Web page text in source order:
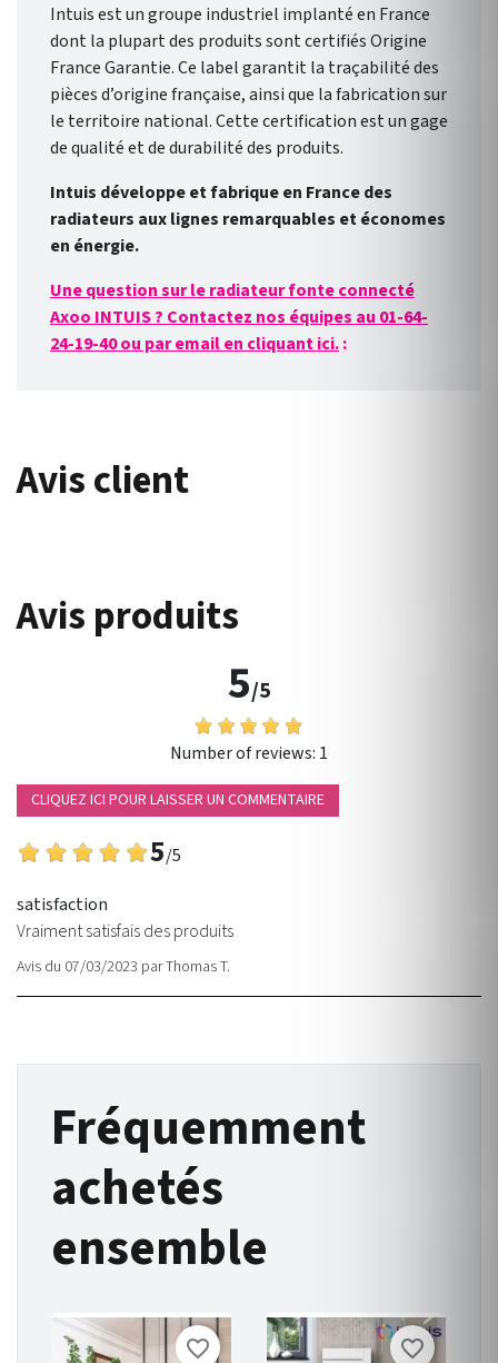
Intuis est un groupe industriel implanté en France
dont la plupart des produits sont certifiés Origine
France Garantie. Ce label garantit la traçabilité des
pièces d’origine française, ainsi que la fabrication sur
le territoire national. Cette certification est un gage
de qualité et de durabilité des produits.
Intuis développe et fabrique en France des
radiateurs aux lignes remarquables et économes
en énergie.
Une question sur le radiateur fonte connecté
Axoo INTUIS ? Contactez nos équipes au 01-64-
24-19-40 ou par email en cliquant ici.:
Avis client
Avis produits
5/5
Number of reviews: 1
CLIQUEZ ICI POUR LAISSER UN COMMENTAIRE
5/5
satisfaction
Vraiment satisfais des produits
Avis du 07/03/2023 parThomas T.
Fréquemment
achetés
ensemble
favorite_border favorite_border